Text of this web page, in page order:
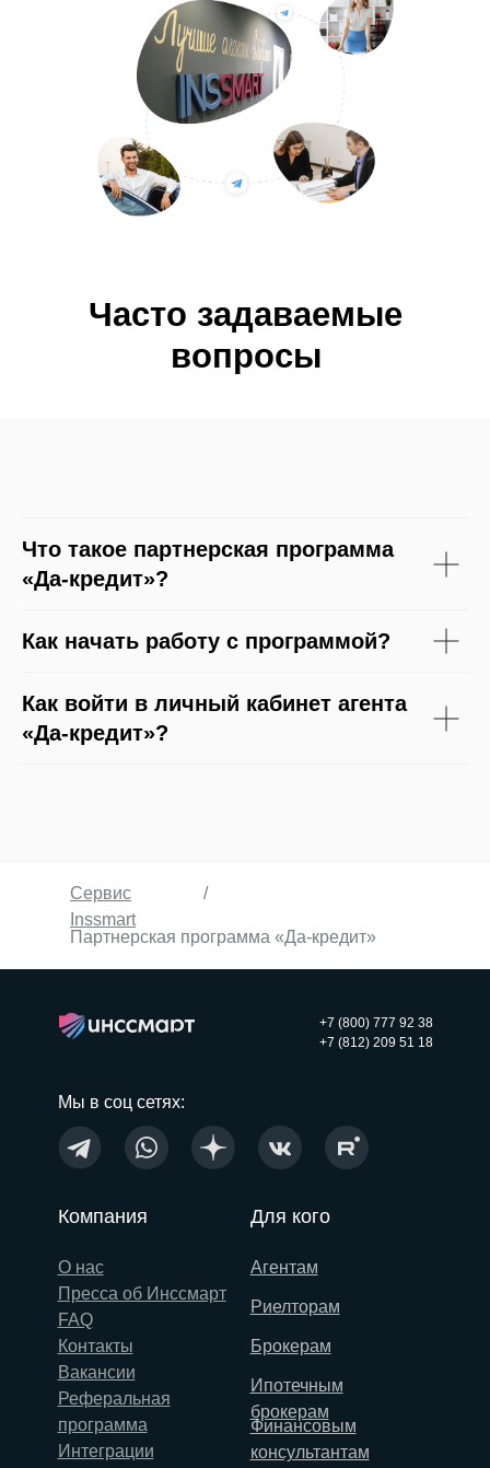
Часто задаваемые
вопросы
Что такое партнерская программа
«Да-кредит»?
Как начать работу с программой?
Как войти в личный кабинет агента
«Да-кредит»?
Сервис
Inssmart
/
Партнерская программа «Да-кредит»
+7 (800) 777 92 38
+7 (812) 209 51 18
Мы в соц сетях:
Для кого
Агентам
Риелторам
Брокерам
Ипотечным
брокерам
Финансовым
консультантам
Компания
О нас
Пресса об Инссмарт
FAQ
Контакты
Вакансии
Реферальная
программа
Интеграции